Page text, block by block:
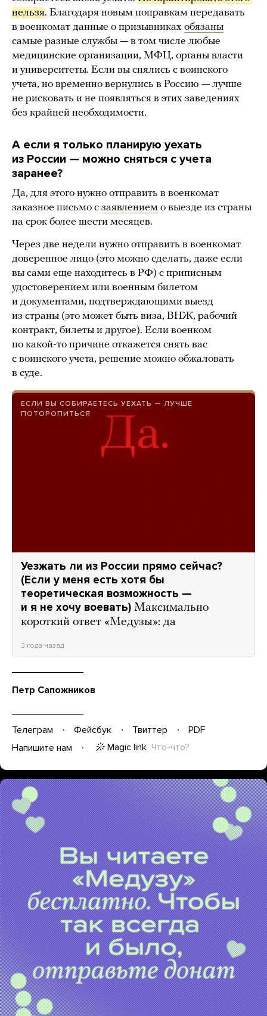
нельзя. Благодаря новым поправкам передавать
в военкомат данные о призывниках обязаны
самые разные службы — в том числе любые
медицинские организации, МФЦ, органы власти
и университеты. Если вы снялись с воинского
учета, но временно вернулись в Россию — лучше
не рисковать и не появляться в этих заведениях
без крайней необходимости.
А если я только планирую уехать
из России — можно сняться с учета
заранее?
Да, для этого нужно отправить в военкомат
заказное письмо с заявлением о выезде из страны
на срок более шести месяцев.
Через две недели нужно отправить в военкомат
доверенное лицо (это можно сделать, даже если
вы сами еще находитесь в РФ) с приписным
удостоверением или военным билетом
и документами, подтверждающими выезд
из страны (это может быть виза, ВНЖ, рабочий
контракт, билеты и другое). Если военком
по какой-то причине откажется снять вас
с воинского учета, решение можно обжаловать
в суде.
ЕСЛИ ВЫ СОБИРАЕТЕСЬ УЕХАТЬ — ЛУЧШЕ
ПОТОРОПИТЬСЯ
Уезжать ли из России прямо сейчас?
(Если у меня есть хотя бы
теоретическая возможность —
и я не хочу воевать) Максимально
короткий ответ «Медузы»: да
3 года назад
Петр Сапожников
Телеграм Фейсбук Твиттер
PDF
Напишите нам
Magic link Что-что?